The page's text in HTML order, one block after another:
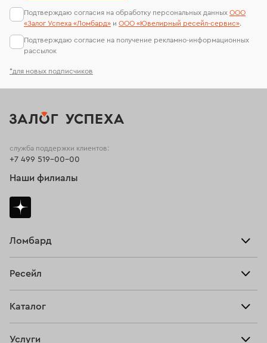
*для новых подписчиков
Подтверждаю согласия на обработку персональных данных ООО
«Залог Успеха «Ломбард» и ООО «Ювелирный ресейл-сервиc».
Подтверждаю согласие на получение рекламно-информационных
рассылок
Ломбард
Тарифы
Ресейл
Каталог
Услуги
служба поддержки клиентов:
+7 499 519-00-00
Наши филиалы